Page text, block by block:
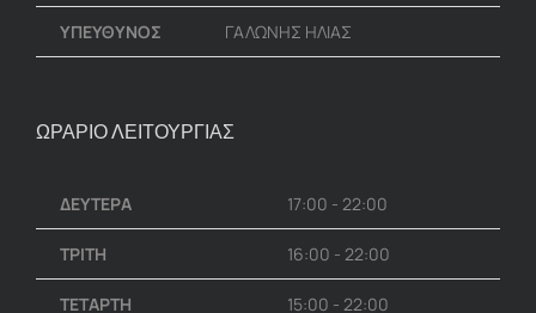
ΥΠΕΥΘΥΝΟΣ ΓΑΛΩΝΗΣ ΗΛΙΑΣ
ΩΡΑΡΙΟ ΛΕΙΤΟΥΡΓΙΑΣ
ΔΕΥΤΕΡΑ 17:00 - 22:00
ΤΡΙΤΗ 16:00 - 22:00
ΤΕΤΑΡΤΗ 15:00 - 22:00